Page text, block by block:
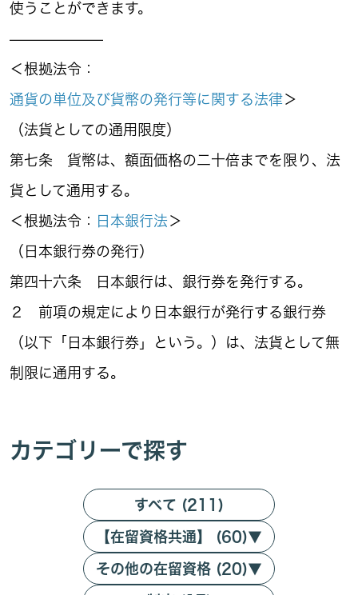
使うことができます。
——————–
＜根拠法令：
通貨の単位及び貨幣の発行等に関する法律＞
（法貨としての通用限度）
第七条 貨幣は、額面価格の二十倍までを限り、法
貨として通用する。
＜根拠法令： 日本銀行法 ＞
（日本銀行券の発行）
第四十六条 日本銀行は、銀行券を発行する。
２ 前項の規定により日本銀行が発行する銀行券
（以下「日本銀行券」という。）は、法貨として無
制限に通用する。
カテゴリーで探す
すべて (211)
【在留資格共通】 (60)▼
その他の在留資格 (20)▼